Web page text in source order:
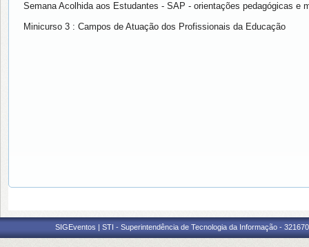
Semana Acolhida aos Estudantes - SAP - orientações pedagógicas e
Minicurso 3 : Campos de Atuação dos Profissionais da Educação
SIGEventos | STI - Superintendência de Tecnologia da Informação -